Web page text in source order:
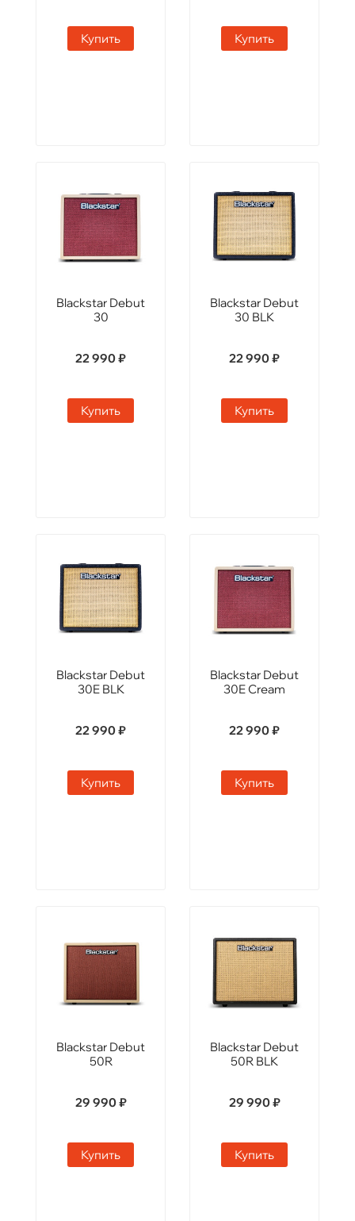
Купить Купить
Blackstar Debut
30
22 990 ₽
Купить
Blackstar Debut
30 BLK
22 990 ₽
Купить
Blackstar Debut
30E BLK
22 990 ₽
Купить
Blackstar Debut
30E Cream
22 990 ₽
Купить
Blackstar Debut
50R
29 990 ₽
Купить
Blackstar Debut
50R BLK
29 990 ₽
Купить